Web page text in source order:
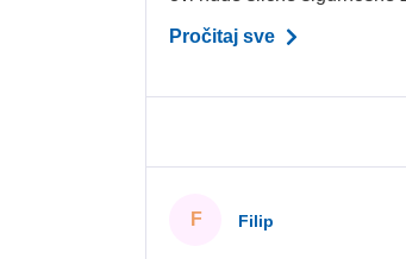
Pročitaj sve
F Filip